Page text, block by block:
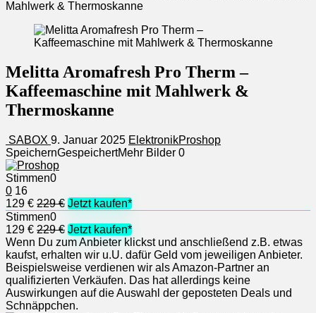
Mahlwerk & Thermoskanne
Melitta Aromafresh Pro Therm –
Kaffeemaschine mit Mahlwerk &
Thermoskanne
SABOX 9. Januar 2025 ElektronikProshop
SpeichernGespeichertMehr Bilder 0
Stimmen0
0 16
129 € 229 € Jetzt kaufen*
Stimmen0
129 € 229 € Jetzt kaufen*
Wenn Du zum Anbieter klickst und anschließend z.B. etwas
kaufst, erhalten wir u.U. dafür Geld vom jeweiligen Anbieter.
Beispielsweise verdienen wir als Amazon-Partner an
qualifizierten Verkäufen. Das hat allerdings keine
Auswirkungen auf die Auswahl der geposteten Deals und
Schnäppchen.